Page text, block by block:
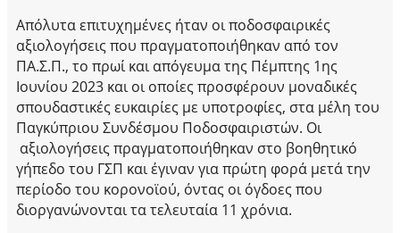
Απόλυτα επιτυχημένες ήταν οι ποδοσφαιρικές
αξιολογήσεις που πραγματοποιήθηκαν από τον
ΠΑ.Σ.Π., το πρωί και απόγευμα της Πέμπτης 1ης
Ιουνίου 2023 και οι οποίες προσφέρουν μοναδικές
σπουδαστικές ευκαιρίες με υποτροφίες, στα μέλη του
Παγκύπριου Συνδέσμου Ποδοσφαιριστών. Οι
αξιολογήσεις πραγματοποιήθηκαν στο βοηθητικό
γήπεδο του ΓΣΠ και έγιναν για πρώτη φορά μετά την
περίοδο του κορονοϊού, όντας οι όγδοες που
διοργανώνονται τα τελευταία 11 χρόνια.